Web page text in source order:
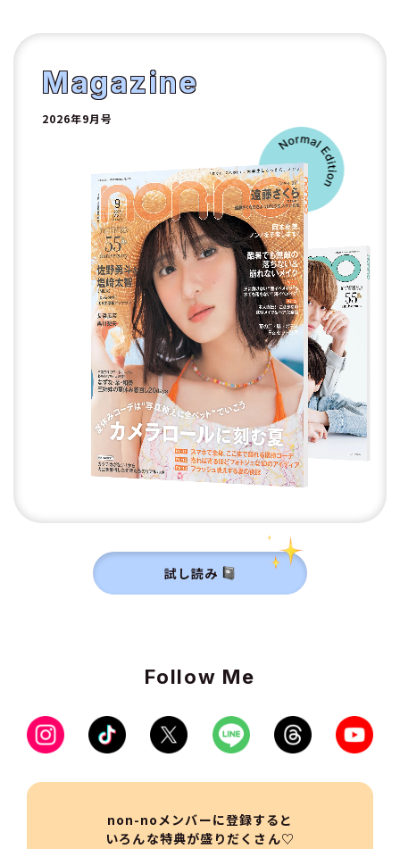
2
Magazine
2026年9月号
試し読み
Follow Me
non-noメンバーに登録すると
いろんな特典が盛りだくさん♡